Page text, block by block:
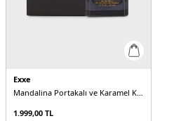
Exxe
Mandalina Portakalı ve Karamel Kokulu 100 ml EDP Erkek Parfüm
1.999,00 TL